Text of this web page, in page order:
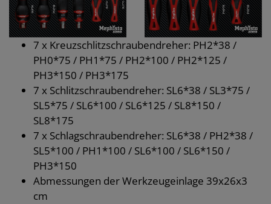
7 x Kreuzschlitzschraubendreher: PH2*38 /
PH0*75 / PH1*75 / PH2*100 / PH2*125 /
PH3*150 / PH3*175
7 x Schlitzschraubendreher: SL6*38 / SL3*75 /
SL5*75 / SL6*100 / SL6*125 / SL8*150 /
SL8*175
7 x Schlagschraubendreher: SL6*38 / PH2*38 /
SL5*100 / PH1*100 / SL6*100 / SL6*150 /
PH3*150
Abmessungen der Werkzeugeinlage 39x26x3
cm